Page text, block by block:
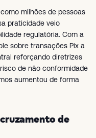
milhões de pessoas
praticidade veio
regulatória. Com a
sobre transações Pix a
reforçando diretrizes
de não conformidade
aumentou de forma
de